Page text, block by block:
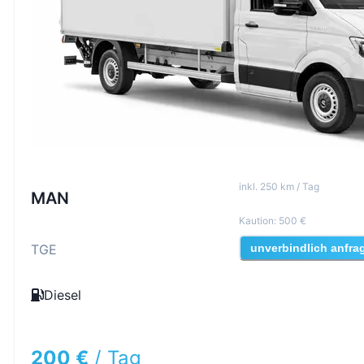
MAN
TGE
Diesel
200 € / Tag
inkl. 250 km / Tag
Kaution: 500 €
unverbindlich